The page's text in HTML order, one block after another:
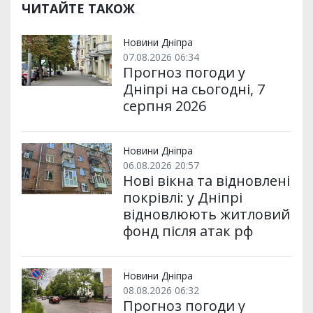
р
и
и
b
o
k
t
e
l
m p
ЧИТАЙТЕ ТАКОЖ
Новини Дніпра
07.08.2026 06:34
Прогноз погоди у
Дніпрі на сьогодні, 7
серпня 2026
Новини Дніпра
06.08.2026 20:57
Нові вікна та відновлені
покрівлі: у Дніпрі
відновлюють житловий
фонд після атак рф
Новини Дніпра
08.08.2026 06:32
Прогноз погоди у